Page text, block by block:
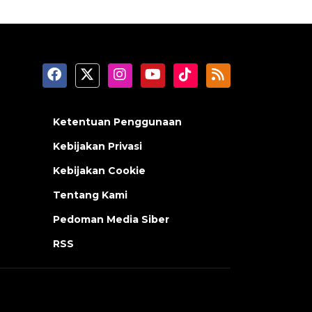
Ketentuan Penggunaan
Kebijakan Privasi
Kebijakan Cookie
Tentang Kami
Pedoman Media Siber
RSS